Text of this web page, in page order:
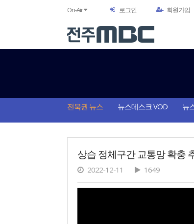
On-Air 로그인 회원가입
전북권 뉴스 뉴스데스크 VOD 뉴
상습 정체구간 교통망 확충
2022-12-11 1649